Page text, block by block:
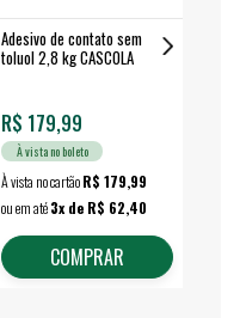
Adesivo de contato sem
toluol 2,8 kg CASCOLA
R$ 179,99
À vista no boleto
À vista no cartãoR$ 179,99
ou em até3x de R$ 62,40
COMPRAR